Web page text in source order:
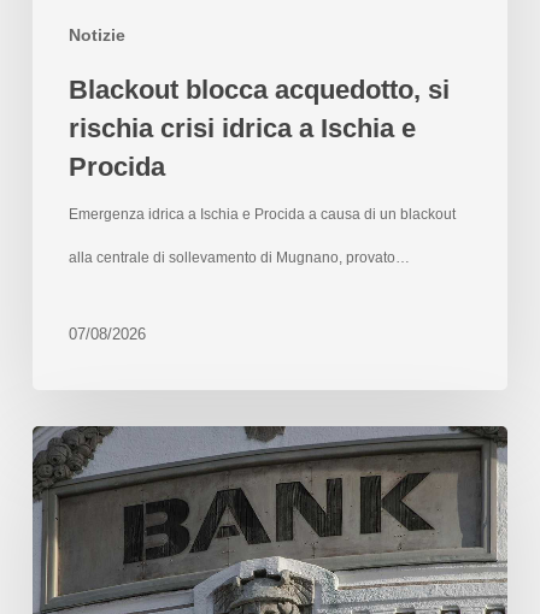
Notizie
Blackout blocca acquedotto, si
rischia crisi idrica a Ischia e
Procida
Emergenza idrica a Ischia e Procida a causa di un blackout
alla centrale di sollevamento di Mugnano, provato…
07/08/2026